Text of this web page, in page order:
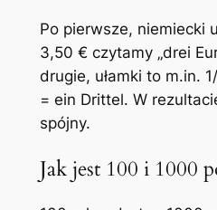
Po pierwsze, niemiecki
3,50 € czytamy „drei
drugie, ułamki to m.in.
= ein Drittel. W
spójny.
Jak jest 100 i 1000